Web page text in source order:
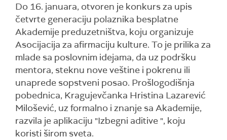
Do 16. januara, otvoren je konkurs za upis
četvrte generaciju polaznika besplatne
Akademije preduzetništva, koju organizuje
Asocijacija za afirmaciju kulture. To je prilika za
mlade sa poslovnim idejama, da uz podršku
mentora, steknu nove veštine i pokrenu ili
unaprede sopstveni posao. Prošlogodišnja
pobednica, Kragujevčanka Hristina Lazarević
Milošević, uz formalno i znanje sa Akademije,
razvila je aplikaciju "Izbegni aditive ", koju
koristi širom sveta.